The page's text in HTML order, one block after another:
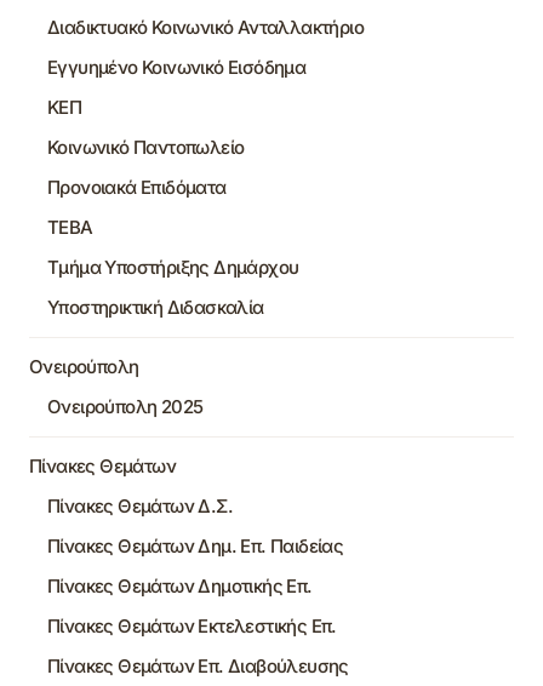
Διαδικτυακό Κοινωνικό Ανταλλακτήριο
Εγγυημένο Κοινωνικό Εισόδημα
ΚΕΠ
Κοινωνικό Παντοπωλείο
Προνοιακά Επιδόματα
ΤΕΒΑ
Τμήμα Υποστήριξης Δημάρχου
Υποστηρικτική Διδασκαλία
Ονειρούπολη
Ονειρούπολη 2025
Πίνακες Θεμάτων
Πίνακες Θεμάτων Δ.Σ.
Πίνακες Θεμάτων Δημ. Επ. Παιδείας
Πίνακες Θεμάτων Δημοτικής Επ.
Πίνακες Θεμάτων Εκτελεστικής Επ.
Πίνακες Θεμάτων Επ. Διαβούλευσης